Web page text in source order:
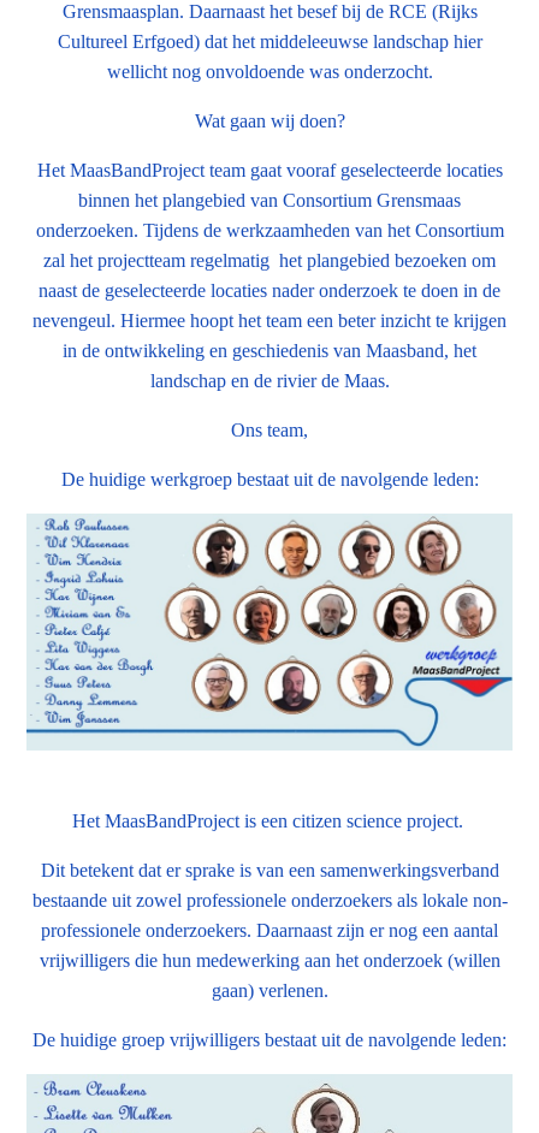
Grensmaasplan. Daarnaast het besef bij de RCE (Rijks
Cultureel Erfgoed) dat het middeleeuwse landschap hier
wellicht nog onvoldoende was onderzocht.
Wat gaan wij doen?
Het MaasBandProject team gaat vooraf geselecteerde locaties
binnen het plangebied van Consortium Grensmaas
onderzoeken. Tijdens de werkzaamheden van het Consortium
zal het projectteam regelmatig het plangebied bezoeken om
naast de geselecteerde locaties nader onderzoek te doen in de
nevengeul. Hiermee hoopt het team een beter inzicht te krijgen
in de ontwikkeling en geschiedenis van Maasband, het
landschap en de rivier de Maas.
Ons team,
De huidige werkgroep bestaat uit de navolgende leden:
Het MaasBandProject is een citizen science project.
Dit betekent dat er sprake is van een samenwerkingsverband
bestaande uit zowel professionele onderzoekers als lokale non-
professionele onderzoekers. Daarnaast zijn er nog een aantal
vrijwilligers die hun medewerking aan het onderzoek (willen
gaan) verlenen.
De huidige groep vrijwilligers bestaat uit de navolgende leden: